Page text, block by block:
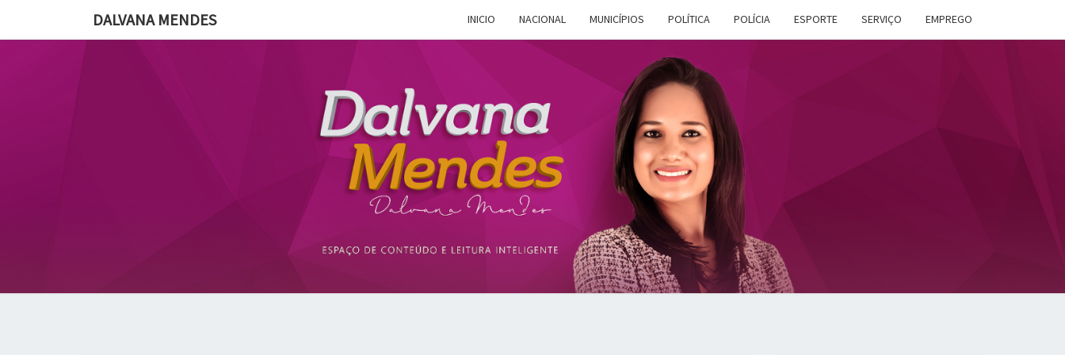
DALVANA MENDES INICIO NACIONAL MUNICÍPIOS POLÍTICA POLÍCIA ESPORTE SERVIÇO EMPREGO
DALVANA
MENDES
Espaço De
Conteúdo E
Inteligente